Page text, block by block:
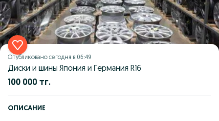
Опубликовано сегодня в 06:49
Диски и шины Япония и Германия R16
100 000 тг.
ОПИСАНИЕ